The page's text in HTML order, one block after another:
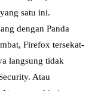
satu ini.
dengan Panda
Firefox tersekat-
langsung tidak
Atau